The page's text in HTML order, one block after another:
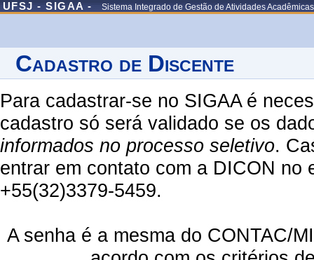
UFSJ - SIGAA - Sistema Integrado de Gestão de Atividades Acadêmicas
Cadastro de Discente
Para cadastrar-se no SIGAA é
cadastro só será validado se os
informados no processo seletivo.
entrar em contato com a DICON no
+55(32)3379-5459.
A senha é a mesma do CONTAC/